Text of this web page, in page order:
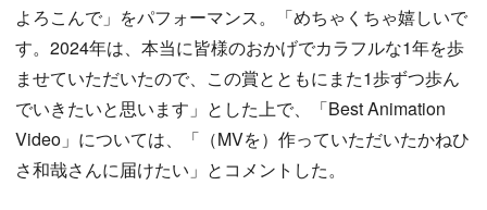
よろこんで」をパフォーマンス。「めちゃくちゃ嬉しいで
す。2024年は、本当に皆様のおかげでカラフルな1年を歩
ませていただいたので、この賞とともにまた1歩ずつ歩ん
でいきたいと思います」とした上で、「Best Animation
Video」については、「（MVを）作っていただいたかねひ
さ和哉さんに届けたい」とコメントした。